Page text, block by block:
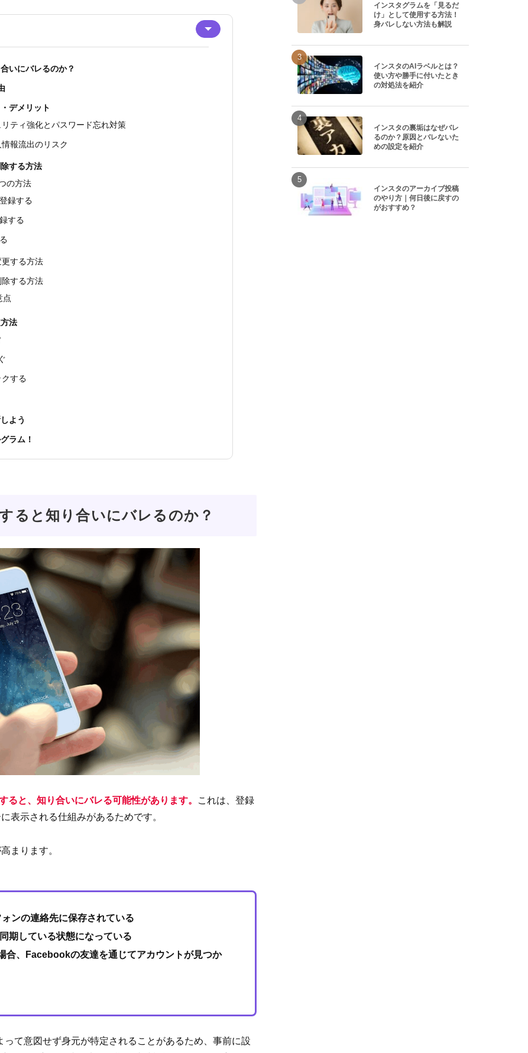
いにバレるのか？
デメリット
ティ強化とパスワード忘れ対策
報流出のリスク
する方法
の方法
録する
する
する方法
する方法
点
法
する
よう
ラム！
ると知り合いにバレるのか？
ると、知り合いにバレる可能性があります。
これは、登録
表示される仕組みがあるためです。
まります。
ンの連絡先に保存されている
期している状態になっている
、Facebookの友達を通じてアカウントが見つか
て意図せず身元が特定されることがあるため、事前に設
インスタグラムを「見るだ
け」として使用する方法！
身バレしない方法も解説
インスタのAIラベルとは？
使い方や勝手に付いたとき
の対処法を紹介
インスタの裏垢はなぜバレ
るのか？原因とバレないた
めの設定を紹介
インスタのアーカイブ投稿
のやり方｜何日後に戻すの
がおすすめ？